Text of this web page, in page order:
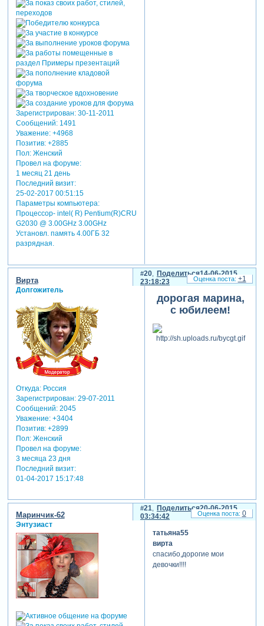
Зарегистрирован: 30-11-2011
Сообщений:1491
Уважение: +4968
Позитив: +2885
Пол:Женский
Провел на форуме:
1 месяц 21 день
Последний визит:
25-02-2017 00:51:15
Параметры компьютера:
Процессор- intel( R) Pentium(R)CRU
G2030 @ 3.00GHz 3.00GHz
Установл. память 4.00ГБ 32
разрядная.
Поделиться
20
14-06-2015
23:18:23
Вирта
Долгожитель
Откуда:Россия
Зарегистрирован: 29-07-2011
Сообщений:2045
Уважение: +3404
Позитив: +2899
Пол:Женский
Провел на форуме:
3 месяца 23 дня
Последний визит:
01-04-2017 15:17:48
дорогая марина,
с юбилеем!
+1
Поделиться
21
20-06-2015
03:34:42
Маринчик-62
Энтузиаст
татьяна55
вирта
спасибо,дорогие мои
девочки!!!!
0